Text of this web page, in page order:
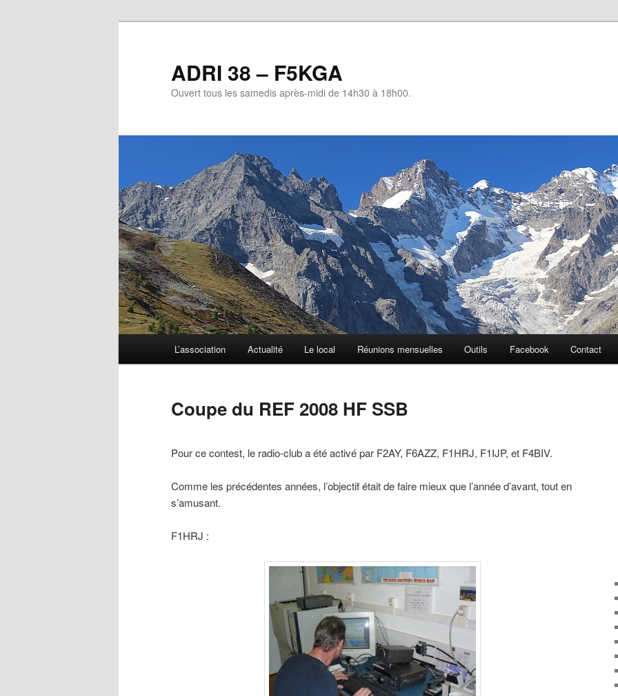
ADRI 38 – F5KGA
Ouvert tous les samedis après-midi de 14h30 à 18h00.
L’association Actualité Le local Réunions mensuelles Outils Facebook Contact
Coupe du REF 2008 HF SSB
Pour ce contest, le radio-club a été activé par F2AY, F6AZZ, F1HRJ, F1IJP, et F4BIV.
Comme les précédentes années, l’objectif était de faire mieux que l’année d’avant, tout en
s’amusant.
F1HRJ :